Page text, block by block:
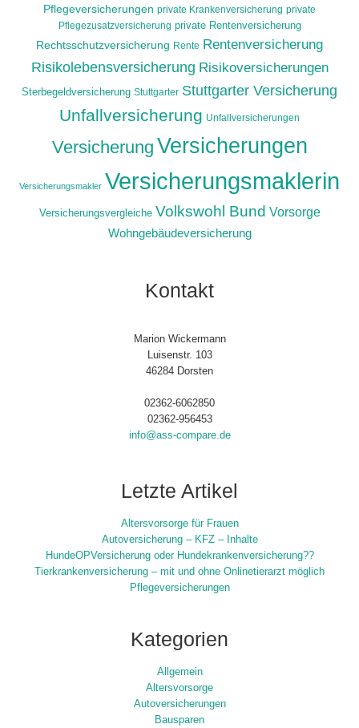
Pflegeversicherungen private Krankenversicherung private
Pflegezusatzversicherung private Rentenversicherung
Rechtsschutzversicherung Rente Rentenversicherung
Risikolebensversicherung Risikoversicherungen
Sterbegeldversicherung Stuttgarter Stuttgarter Versicherung
Unfallversicherung Unfallversicherungen
Versicherung Versicherungen
Versicherungsmakler Versicherungsmaklerin
Versicherungsvergleiche Volkswohl Bund Vorsorge
Wohngebäudeversicherung
Kontakt
Marion Wickermann
Luisenstr. 103
46284 Dorsten
02362-6062850
02362-956453
info@ass-compare.de
Letzte Artikel
Altersvorsorge für Frauen
Autoversicherung – KFZ – Inhalte
HundeOPVersicherung oder Hundekrankenversicherung??
Tierkrankenversicherung – mit und ohne Onlinetierarzt möglich
Pflegeversicherungen
Kategorien
Allgemein
Altersvorsorge
Autoversicherungen
Bausparen